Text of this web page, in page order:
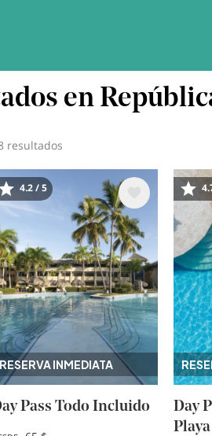
en
resultados
RESERVA INMEDIATA
4.2 / 5
Pass Todo Incluido
Day